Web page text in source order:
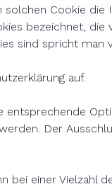
Cookie
bezeichnet, die
sind spricht man
auf.
Der
bei einer Vielzahl